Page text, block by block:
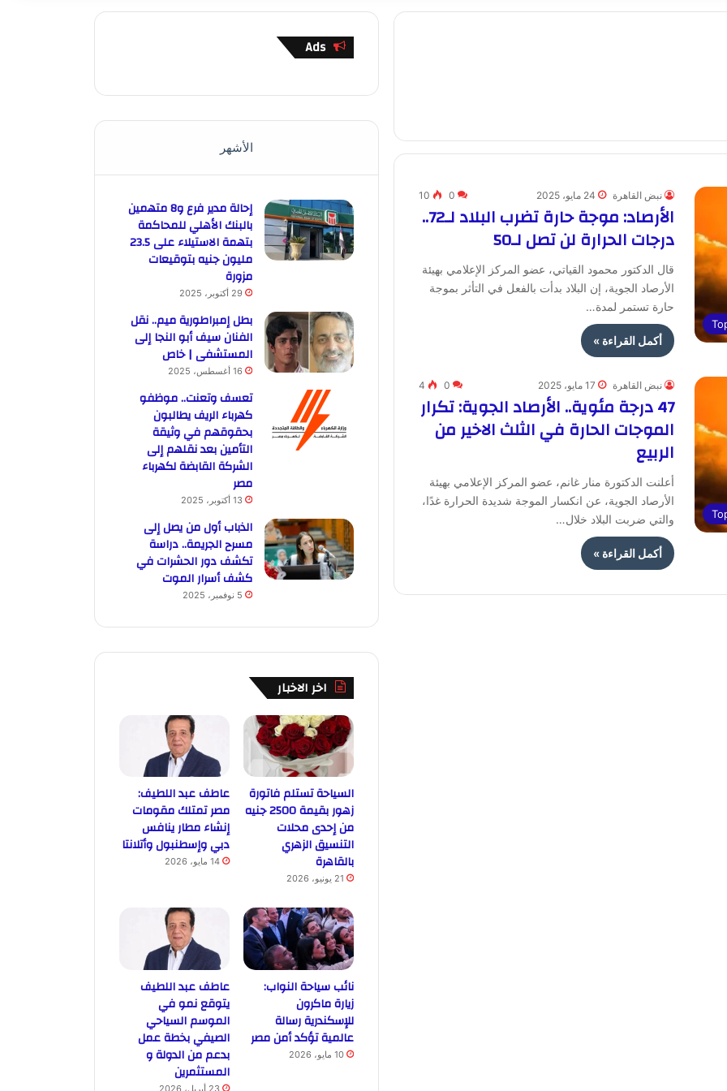
نبض القاهرة 24 مايو، 2025 0
10
الأرصاد: موجة حارة تضرب البلاد لـ72..
درجات الحرارة لن تصل لـ50
قال الدكتور محمود القياتي، عضو المركز الإعلامي بهيئة
الأرصاد الجوية، إن البلاد بدأت بالفعل في التأثر بموجة
حارة تستمر لمدة…
أكمل القراءة »
نبض القاهرة 17 مايو، 2025 0
4
47 درجة مئوية.. الأرصاد الجوية: تكرار
الموجات الحارة في الثلث الاخير من
الربيع
أعلنت الدكتورة منار غانم، عضو المركز الإعلامي بهيئة
الأرصاد الجوية، عن انكسار الموجة شديدة الحرارة غدًا،
والتي ضربت البلاد خلال…
أكمل القراءة »
Ads
الأشهر
إحالة مدير فرع و8 متهمين
بالبنك الأهلي للمحاكمة
بتهمة الاستيلاء على 23.5
مليون جنيه بتوقيعات
مزورة
29 أكتوبر، 2025
بطل إمبراطورية ميم.. نقل
الفنان سيف أبو النجا إلى
المستشفى | خاص
16 أغسطس، 2025
تعسف وتعنت.. موظفو
كهرباء الريف يطالبون
بحقوقهم في وثيقة
التأمين بعد نقلهم إلى
الشركة القابضة لكهرباء
مصر
13 أكتوبر، 2025
الذباب أول من يصل إلى
مسرح الجريمة.. دراسة
تكشف دور الحشرات في
كشف أسرار الموت
5 نوفمبر، 2025
اخر الاخبار
السياحة تستلم فاتورة
زهور بقيمة 2500 جنيه
من إحدى محلات
التنسيق الزهري
بالقاهرة
21 يونيو، 2026
عاطف عبد اللطيف:
مصر تمتلك مقومات
إنشاء مطار ينافس
دبي وإسطنبول وأتلانتا
14 مايو، 2026
نائب سياحة النواب:
زيارة ماكرون
للإسكندرية رسالة
عالمية تؤكد أمن مصر
10 مايو، 2026
عاطف عبد اللطيف
يتوقع نمو في
الموسم السياحي
الصيفي بخطة عمل
بدعم من الدولة و
المستثمرين
23 أبريل، 2026